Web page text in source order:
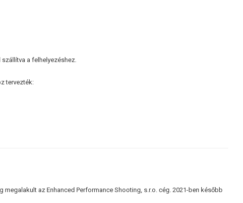
szállítva a felhelyezéshez.
tervezték:
megalakult az Enhanced Performance Shooting, s.r.o. cég. 2021-ben később